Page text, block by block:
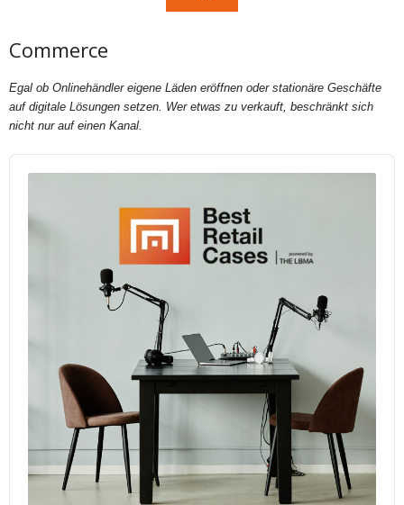
Commerce
Egal ob Onlinehändler eigene Läden eröffnen oder stationäre Geschäfte
auf digitale Lösungen setzen. Wer etwas zu verkauft, beschränkt sich
nicht nur auf einen Kanal.
Audio
Player